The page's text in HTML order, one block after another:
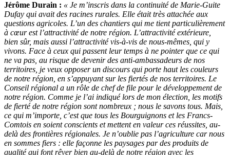
Jérôme Durain : « Je m’inscris dans la continuité de Marie-Guite
Dufay qui avait des racines rurales. Elle était très attachée aux
questions agricoles. L’un des chantiers qui me tient particulièrement
à cœur est l’attractivité de notre région. L’attractivité extérieure,
bien sûr, mais aussi l’attractivité vis-à-vis de nous-mêmes, qui y
vivons. Face à ceux qui passent leur temps à ne pointer que ce qui
ne va pas, au risque de devenir des anti-ambassadeurs de nos
territoires, je veux opposer un discours qui porte haut les couleurs
de notre région, en s’appuyant sur les fiertés de nos territoires. Le
Conseil régional a un rôle de chef de file pour le développement de
notre région. Comme je l’ai indiqué lors de mon élection, les motifs
de fierté de notre région sont nombreux ; nous le savons tous. Mais,
ce qui m’importe, c’est que tous les Bourguignons et les Francs-
Comtois en soient conscients et mettent en valeur ces réussites, au-
delà des frontières régionales. Je n’oublie pas l’agriculture car nous
en sommes fiers : elle façonne les paysages par des produits de
qualité qui font rêver bien au-delà de notre région avec les